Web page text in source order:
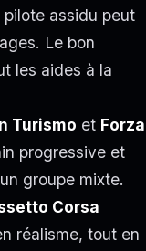
assidu peut
Le bon
les aides à la
Turismo et Forza
progressive et
groupe mixte.
Corsa
réalisme, tout en